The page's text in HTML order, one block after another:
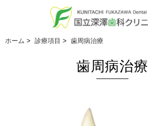
ホーム > 診療項目 > 歯周病治療
歯周病治療